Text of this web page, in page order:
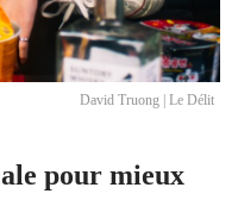
David Truong | Le Délit
pour mieux